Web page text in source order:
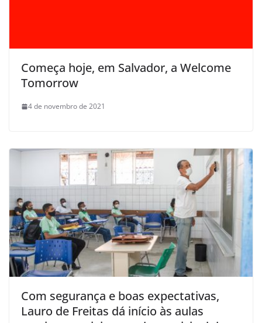
Começa hoje, em Salvador, a Welcome
Tomorrow
4 de novembro de 2021
Com segurança e boas expectativas,
Lauro de Freitas dá início às aulas